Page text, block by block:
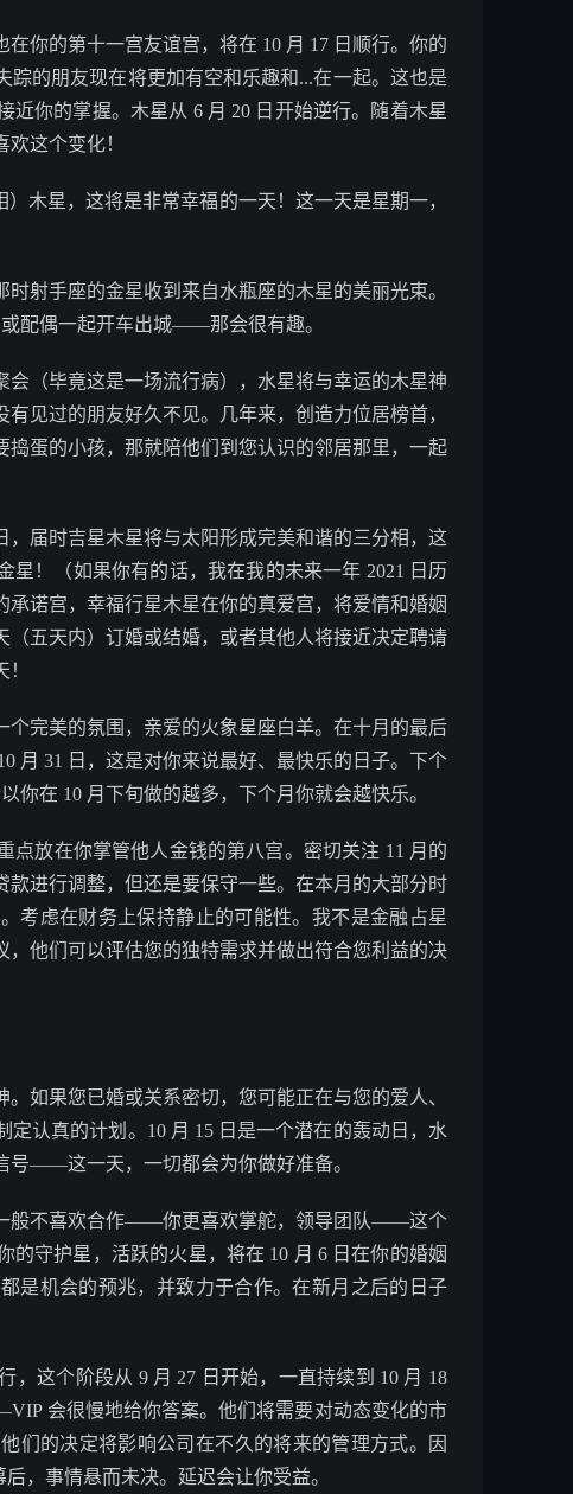
你的第十一宫友谊宫，将在 10 月 17 日顺行。你的
的朋友现在将更加有空和乐趣和...在一起。这也是
你的掌握。木星从 6 月 20 日开始逆行。随着木星
这个变化！
木星，这将是非常幸福的一天！这一天是星期一，
射手座的金星收到来自水瓶座的木星的美丽光束。
配偶一起开车出城——那会很有趣。
（毕竟这是一场流行病），水星将与幸运的木星神
见过的朋友好久不见。几年来，创造力位居榜首，
蛋的小孩，那就陪他们到您认识的邻居那里，一起
届时吉星木星将与太阳形成完美和谐的三分相，这
！（如果你有的话，我在我的未来一年 2021 日历
诺宫，幸福行星木星在你的真爱宫，将爱情和婚姻
五天内）订婚或结婚，或者其他人将接近决定聘请
完美的氛围，亲爱的火象星座白羊。在十月的最后
月 31 日，这是对你来说最好、最快乐的日子。下个
你在 10 月下旬做的越多，下个月你就会越快乐。
点放在你掌管他人金钱的第八宫。密切关注 11 月的
进行调整，但还是要保守一些。在本月的大部分时
考虑在财务上保持静止的可能性。我不是金融占星
他们可以评估您的独特需求并做出符合您利益的决
如果您已婚或关系密切，您可能正在与您的爱人、
认真的计划。10 月 15 日是一个潜在的轰动日，水
号——这一天，一切都会为你做好准备。
般不喜欢合作——你更喜欢掌舵，领导团队——这个
守护星，活跃的火星，将在 10 月 6 日在你的婚姻
是机会的预兆，并致力于合作。在新月之后的日子
这个阶段从 9 月 27 日开始，一直持续到 10 月 18
会很慢地给你答案。他们将需要对动态变化的市
们的决定将影响公司在不久的将来的管理方式。因
，事情悬而未决。延迟会让你受益。